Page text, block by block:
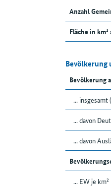
Anzahl
Fläche in km²
Bevölkerung
Bevölkerung
... insgesamt
... davon
... davon
... EW je km²